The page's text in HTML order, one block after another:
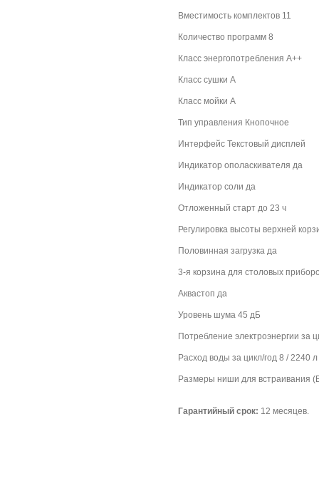
Вместимость комплектов 11
Количество программ 8
Класс энергопотребления A++
Класс сушки A
Класс мойки A
Тип управления Кнопочное
Интерфейс Текстовый дисплей
Индикатор ополаскивателя да
Индикатор соли да
Отложенный старт до 23 ч
Регулировка высоты верхней
Половинная загрузка да
3-я корзина для столовых
Аквастоп да
Уровень шума 45 дБ
Потребление электроэнергии за
Расход воды за цикл/год 8 / 2240 л
Размеры ниши для встраивания
Гарантийный срок: 12 месяцев.